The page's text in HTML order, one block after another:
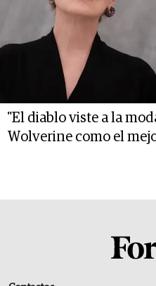
"El diablo viste a la
Wolverine como el